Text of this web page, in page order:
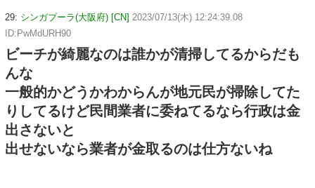
29: シンガプーラ(大阪府) [CN] 2023/07/13(木) 12:24:39.08
ID:PwMdURH90
ビーチが綺麗なのは誰かが清掃してるからだも
んな
一般的かどうかわからんが地元民が掃除してた
りしてるけど民間業者に委ねてるなら行政は金
出さないと
出せないなら業者が金取るのは仕方ないね